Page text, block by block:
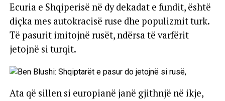
Ecuria e Shqiperisë në dy dekadat e fundit, është
diçka mes autokracisë ruse dhe populizmit turk.
Të pasurit imitojnë rusët, ndërsa të varfërit
jetojnë si turqit.
Ata që sillen si europianë janë gjithnjë në ikje,